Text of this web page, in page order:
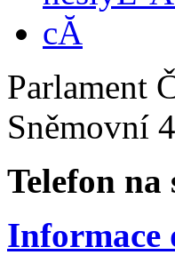
Parlament
Sněmovní
Telefon
Informace